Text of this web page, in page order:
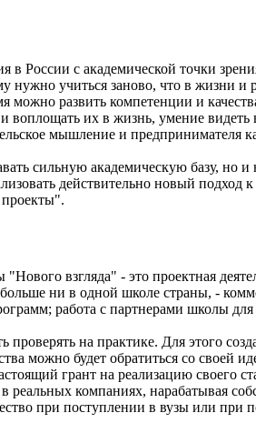
в России с академической точки
учиться заново, что в жизни и
можно развить компетенции и
и воплощать их в жизнь, умение
мышление и предпринимателя
сильную академическую базу,
действительно новый
взгляда" - это проектная
больше ни в одной школе страны, -
работа с партнерами школы
на практике. Для этого
можно будет обратиться со
грант на реализацию своего
реальных компаниях, нарабатывая
при поступлении в вузы или при